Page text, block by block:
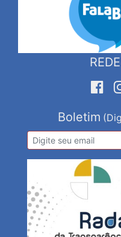
Boletim